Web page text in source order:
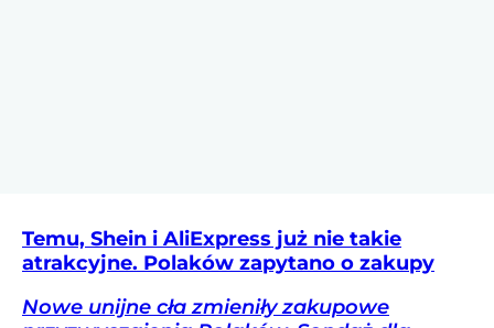
Temu, Shein i AliExpress już nie takie
atrakcyjne. Polaków zapytano o zakupy
Nowe unijne cła zmieniły zakupowe